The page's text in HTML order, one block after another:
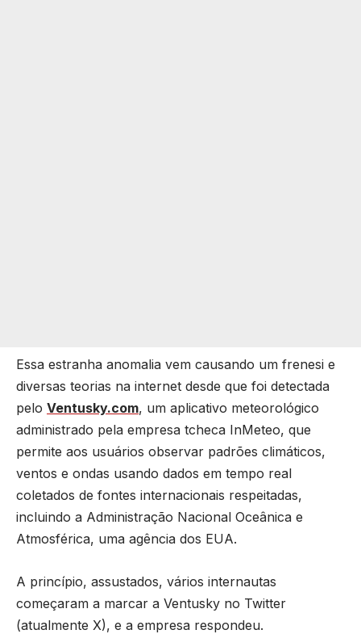
Essa estranha anomalia vem causando um frenesi e
diversas teorias na internet desde que foi detectada
pelo Ventusky.com, um aplicativo meteorológico
administrado pela empresa tcheca InMeteo, que
permite aos usuários observar padrões climáticos,
ventos e ondas usando dados em tempo real
coletados de fontes internacionais respeitadas,
incluindo a Administração Nacional Oceânica e
Atmosférica, uma agência dos EUA.
A princípio, assustados, vários internautas
começaram a marcar a Ventusky no Twitter
(atualmente X), e a empresa respondeu.